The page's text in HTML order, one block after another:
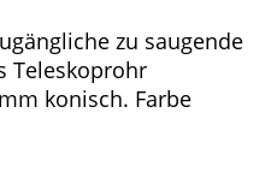
zu saugende
Teleskoprohr
konisch. Farbe